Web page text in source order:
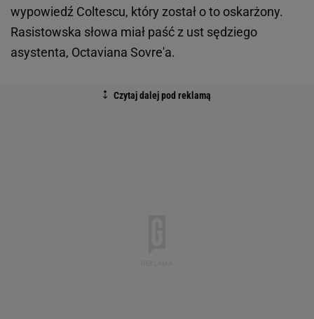
wypowiedź Coltescu, który został o to oskarżony.
Rasistowska słowa miał paść z ust sędziego
asystenta, Octaviana Sovre'a.